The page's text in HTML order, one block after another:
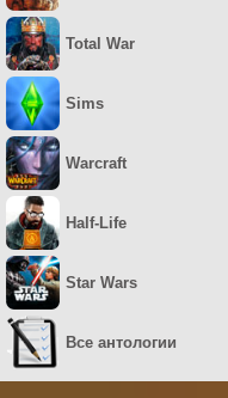
Total War
Sims
Warcraft
Half-Life
Star Wars
Все антологии